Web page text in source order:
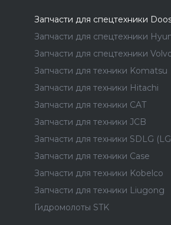
Запчасти для спецтехники
Запчасти для спецтехники
Запчасти для спецтехники
Запчасти для техники Komatsu
Запчасти для техники Hitachi
Запчасти для техники CAT
Запчасти для техники JCB
Запчасти для техники SDLG
Запчасти для техники Case
Запчасти для техники Kobelco
Запчасти для техники Liugong
Гидромолоты STK